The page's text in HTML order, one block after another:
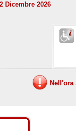
Dicembre 2026
Nell'ora